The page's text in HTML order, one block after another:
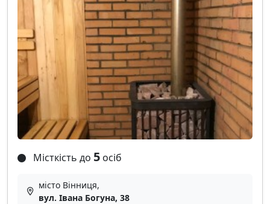
Місткість до 5 осіб
місто Вінниця,
вул. Івана Богуна, 38